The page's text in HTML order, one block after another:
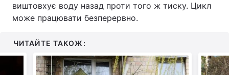
виштовхує воду назад проти того ж тиску. Цикл
може працювати безперервно.
ЧИТАЙТЕ ТАКОЖ: